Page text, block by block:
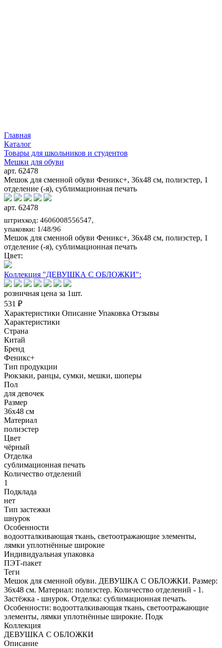
Главная
Каталог
Товары для школьников и студентов
Мешки для обуви
арт. 62478
Мешок для сменной обуви Феникс+, 36х48 см, полиэстер, 1
отделение (-я), сублимационная печать
арт. 62478
штрихкод: 4606008556547,
упаковки: 1/48/96
Мешок для сменной обуви Феникс+, 36х48 см, полиэстер, 1
отделение (-я), сублимационная печать
Цвет:
Коллекция "ДЕВУШКА С ОБЛОЖКИ":
розничная цена за 1шт.
531 ₽
Характеристики Описание Упаковка Отзывы
Характеристики
Страна
Китай
Бренд
Феникс+
Тип продукции
Рюкзаки, ранцы, сумки, мешки, шоперы
Пол
для девочек
Размер
36х48 см
Материал
полиэстер
Цвет
чёрный
Отделка
сублимационная печать
Количество отделений
1
Подклада
нет
Тип застежки
шнурок
Особенности
водоотталкивающая ткань, светоотражающие элементы,
лямки уплотнённые широкие
Индивидуальная упаковка
ПЭТ-пакет
Теги
Мешок для сменной обуви. ДЕВУШКА С ОБЛОЖКИ. Размер:
36х48 см. Материал: полиэстер. Количество отделений - 1.
Застёжка - шнурок. Отделка: сублимационная печать.
Особенности: водоотталкивающая ткань, светоотражающие
элементы, лямки уплотнённые широкие. Подк
Коллекция
ДЕВУШКА С ОБЛОЖКИ
Описание